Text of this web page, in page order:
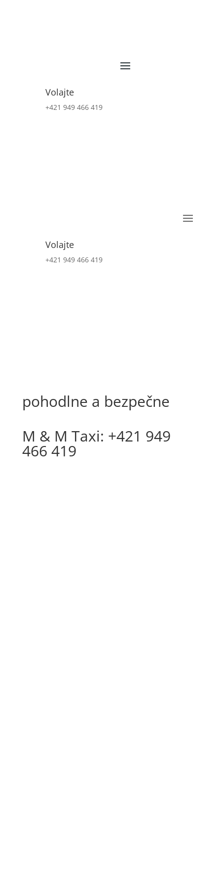
Volajte
+421 949 466 419
Volajte
+421 949 466 419
pohodlne a bezpečne
M & M Taxi: +421 949
466 419